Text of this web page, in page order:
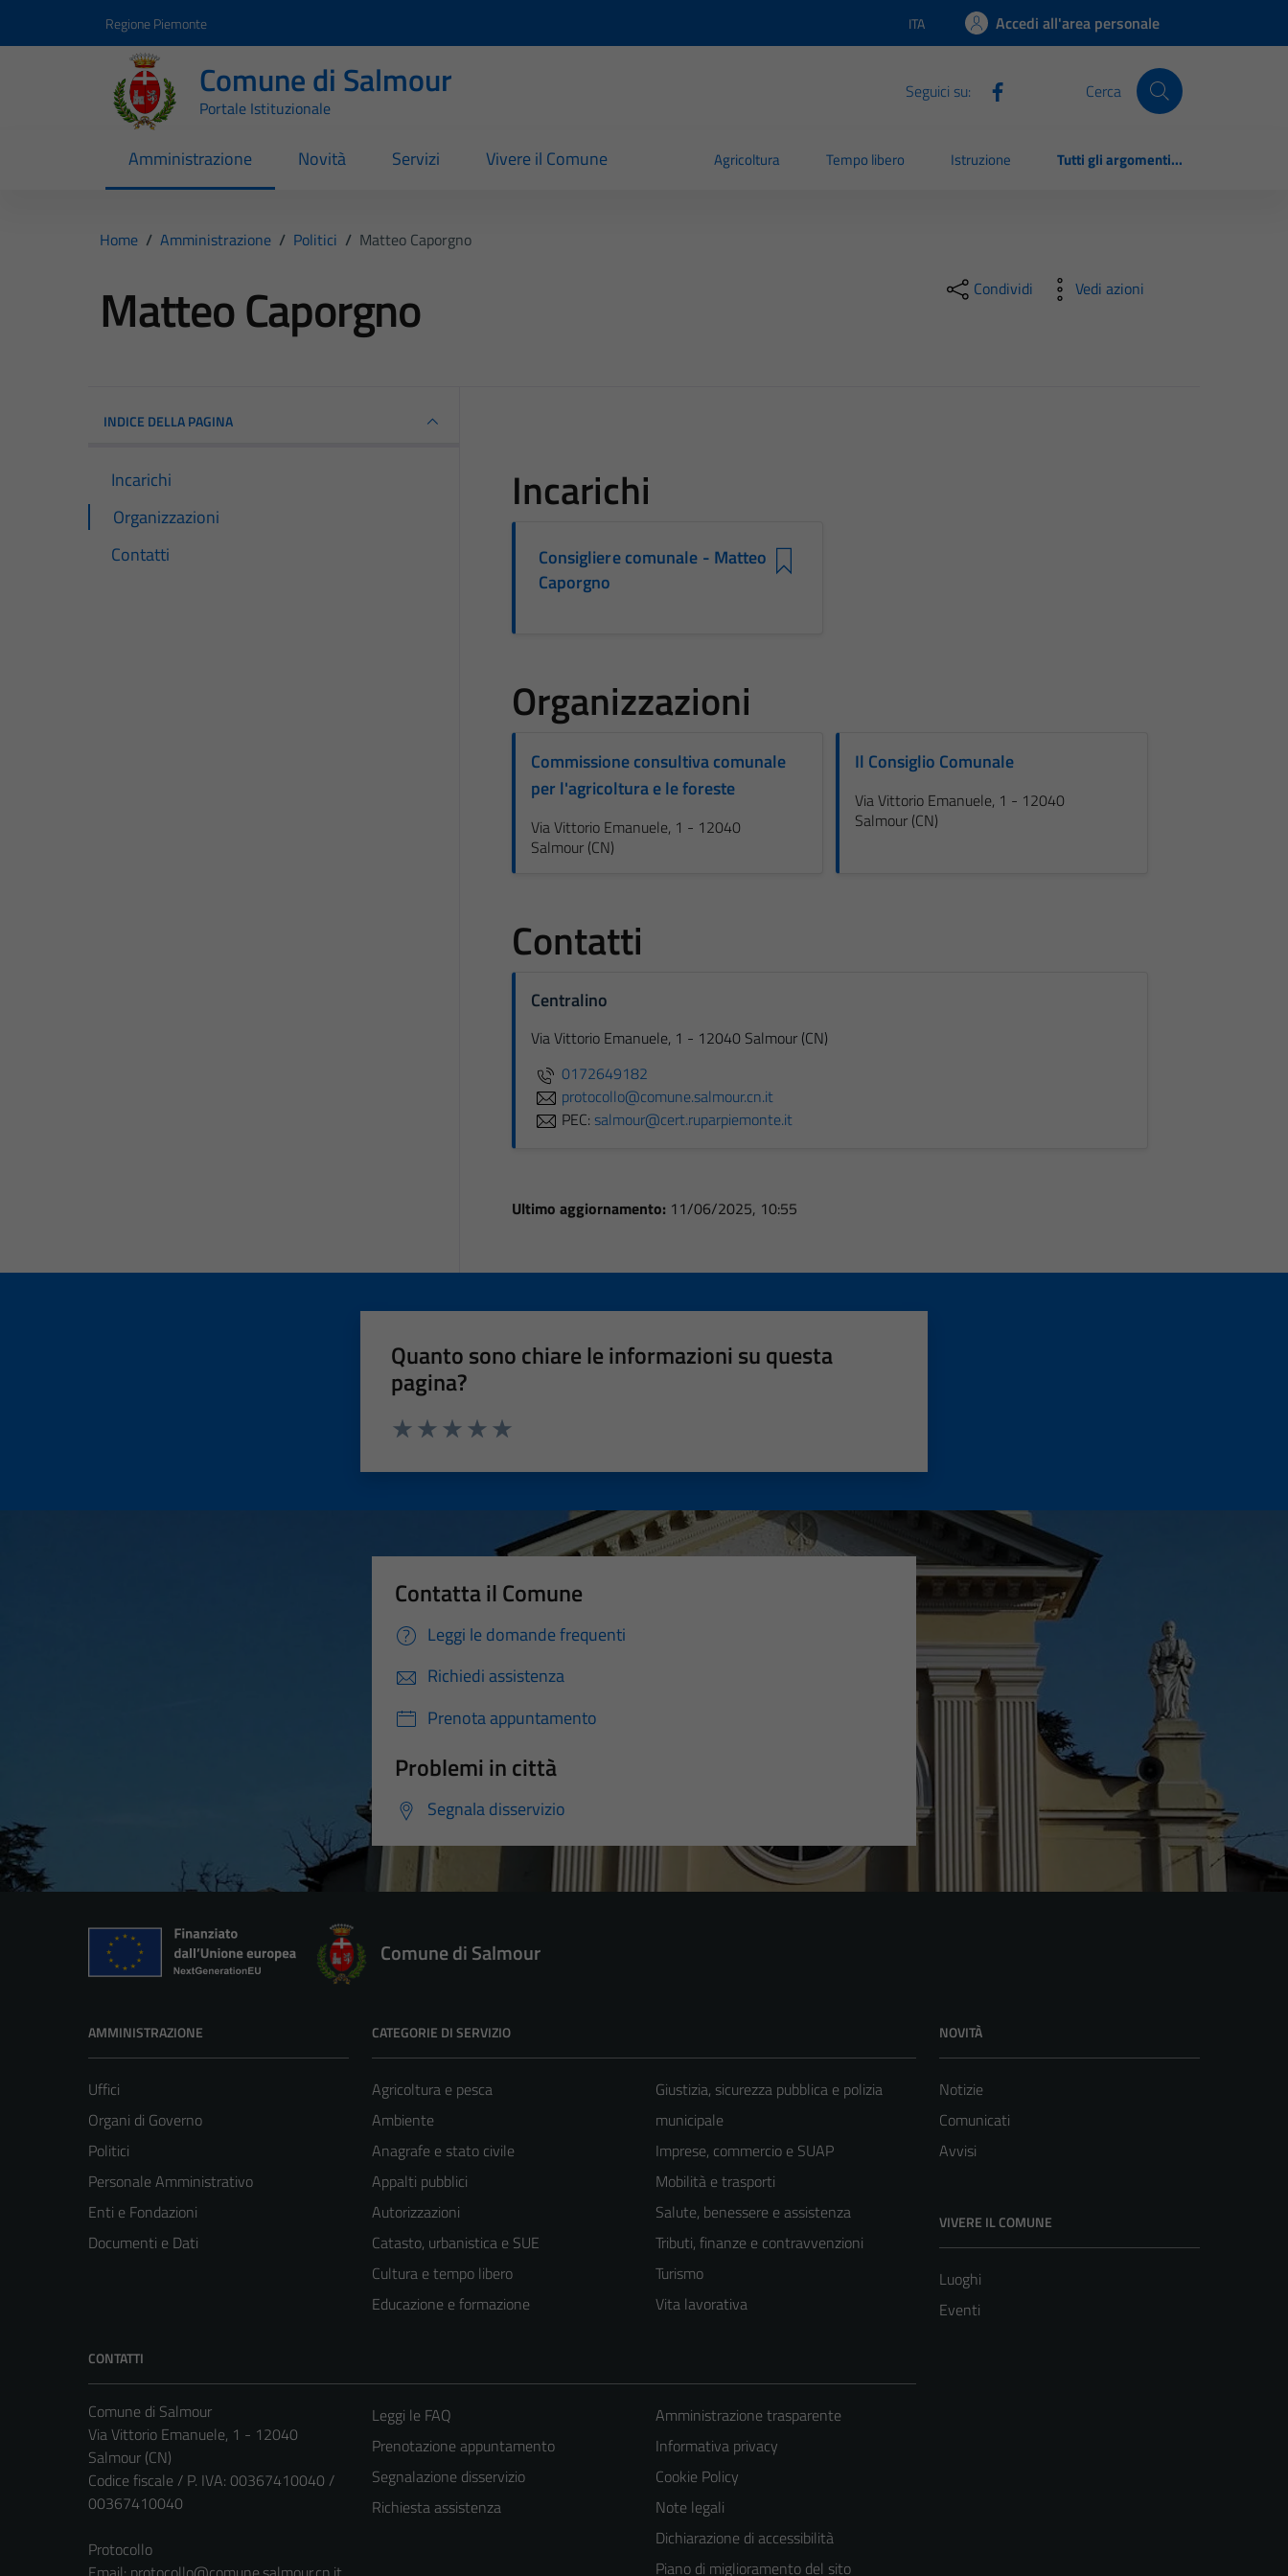
Regione Piemonte Lingua attiva:
ITA Accedi all'area personale
Comune di Salmour
Portale Istituzionale
Seguici su: Cerca
Amministrazione Novità Servizi Vivere il Comune Agricoltura Tempo libero Istruzione Tutti gli argomenti...
Home / Amministrazione / Politici / Matteo Caporgno
Matteo Caporgno Condividi Vedi azioni
INDICE DELLA PAGINA
Incarichi
Organizzazioni
Contatti
Incarichi
Consigliere comunale - Matteo
Caporgno
Organizzazioni
Commissione consultiva comunale
per l'agricoltura e le foreste
Via Vittorio Emanuele, 1 - 12040
Salmour (CN)
Il Consiglio Comunale
Via Vittorio Emanuele, 1 - 12040
Salmour (CN)
Contatti
Centralino
Via Vittorio Emanuele, 1 - 12040 Salmour (CN)
0172649182
protocollo@comune.salmour.cn.it
PEC: salmour@cert.ruparpiemonte.it
Ultimo aggiornamento: 11/06/2025, 10:55
Quanto sono chiare le informazioni su questa
pagina?
Contatta il Comune
Leggi le domande frequenti
Richiedi assistenza
Prenota appuntamento
Problemi in città
Segnala disservizio
Comune di Salmour
AMMINISTRAZIONE
Uffici
Organi di Governo
Politici
Personale Amministrativo
Enti e Fondazioni
Documenti e Dati
CATEGORIE DI SERVIZIO
Agricoltura e pesca
Ambiente
Anagrafe e stato civile
Appalti pubblici
Autorizzazioni
Catasto, urbanistica e SUE
Cultura e tempo libero
Educazione e formazione
Giustizia, sicurezza pubblica e polizia
municipale
Imprese, commercio e SUAP
Mobilità e trasporti
Salute, benessere e assistenza
Tributi, finanze e contravvenzioni
Turismo
Vita lavorativa
NOVITÀ
Notizie
Comunicati
Avvisi
VIVERE IL COMUNE
Luoghi
Eventi
CONTATTI
Comune di Salmour
Via Vittorio Emanuele, 1 - 12040
Salmour (CN)
Codice fiscale / P. IVA: 00367410040 /
00367410040
Protocollo
Leggi le FAQ
Prenotazione appuntamento
Segnalazione disservizio
Richiesta assistenza
Amministrazione trasparente
Informativa privacy
Cookie Policy
Note legali
Dichiarazione di accessibilità
Piano di miglioramento del sito